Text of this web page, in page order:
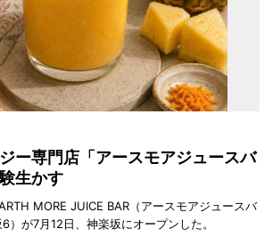
ー専門店「アースモアジュースバ
生かす
MORE JUICE BAR（アースモアジュースバ
）が7月12日、神楽坂にオープンした。